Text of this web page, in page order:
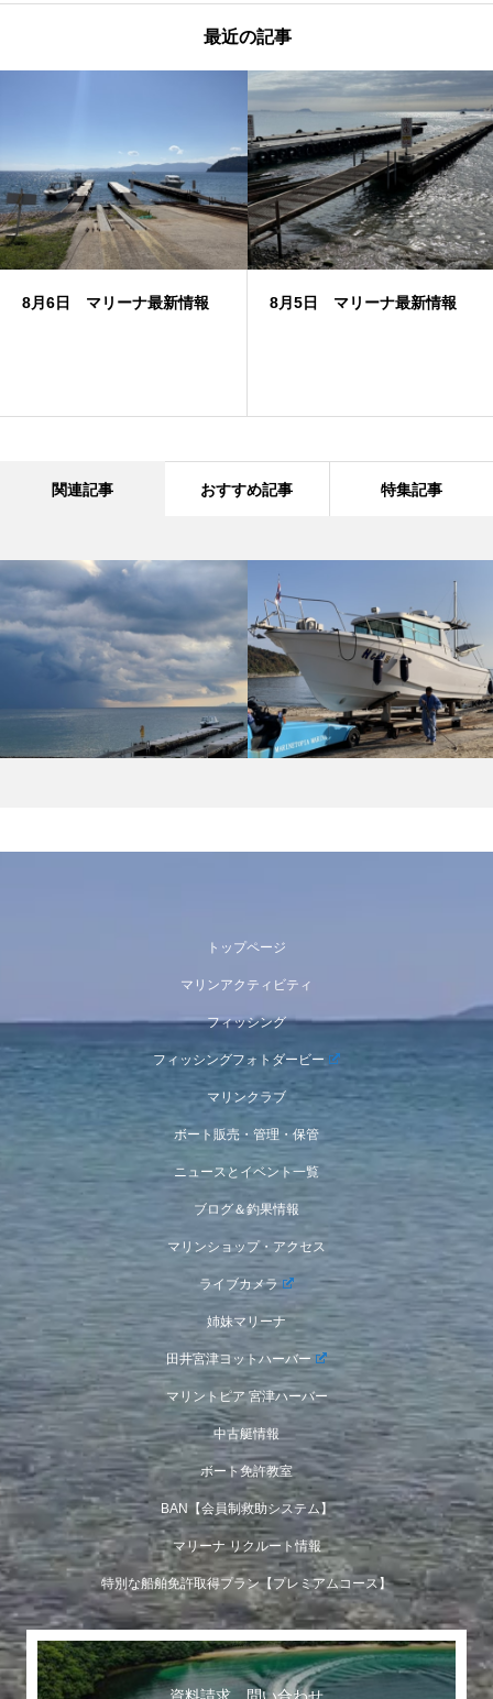
最近の記事
8月6日 マリーナ最新情報 8月5日 マリーナ最新情報
関連記事 おすすめ記事 特集記事
トップページ
マリンアクティビティ
フィッシング
フィッシングフォトダービー
マリンクラブ
ボート販売・管理・保管
ニュースとイベント一覧
ブログ＆釣果情報
マリンショップ・アクセス
ライブカメラ
姉妹マリーナ
田井宮津ヨットハーバー
マリントピア 宮津ハーバー
中古艇情報
ボート免許教室
BAN【会員制救助システム】
マリーナ リクルート情報
特別な船舶免許取得プラン【プレミアムコース】
資料請求 問い合わせ